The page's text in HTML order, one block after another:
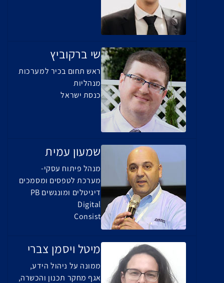
שי ברקוביץ
ראש תחום בכיר למערכות
מנהליות
כנסת ישראל
שמעון עמית
מנהל פיתוח עסקי-
מערכת לטפסים ומסמכים
דיגיטלים ומונגשים PB
Digital
Consist
מיטל ויסמן צברי
ממונה על ניהול הידע,
אגף מחקר תכנון והכשרה,